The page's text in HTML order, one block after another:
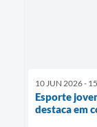
10 JUN 2026 -
Esporte
destaca em